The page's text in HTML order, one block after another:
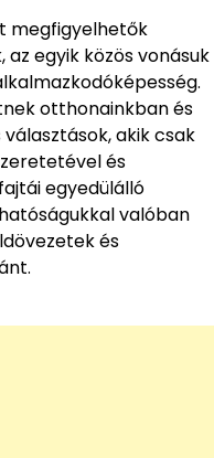
megfigyelhetők
egyik közös vonásuk
otthonainkban és
akik csak
és
egyedülálló
valóban
és